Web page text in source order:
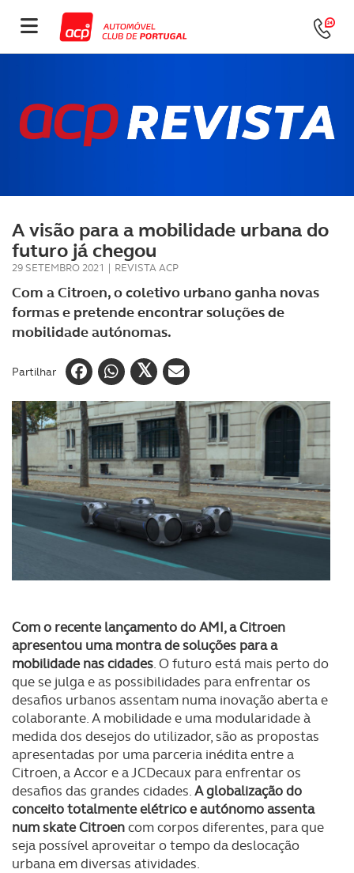
A visão para a mobilidade urbana do
futuro já chegou
29 SETEMBRO 2021 | REVISTA ACP
Com a Citroen, o coletivo urbano ganha novas
formas e pretende encontrar soluções de
mobilidade autónomas.
Partilhar
Com o recente lançamento do AMI, a Citroen
apresentou uma montra de soluções para a
mobilidade nas cidades. O futuro está mais perto do
que se julga e as possibilidades para enfrentar os
desafios urbanos assentam numa inovação aberta e
colaborante. A mobilidade e uma modularidade à
medida dos desejos do utilizador, são as propostas
apresentadas por uma parceria inédita entre a
Citroen, a Accor e a JCDecaux para enfrentar os
desafios das grandes cidades.A globalização do
conceito totalmente elétrico e autónomo assenta
num skate Citroencom corpos diferentes, para que
seja possível aproveitar o tempo da deslocação
urbana em diversas atividades.